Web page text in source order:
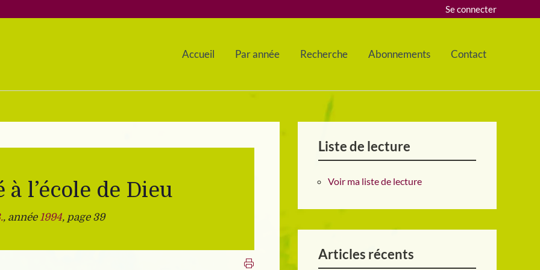
Se connecter
Accueil Par année Recherche Abonnements Contact
l’école de Dieu
, année 1994, page 39
Liste de lecture
Voir ma liste de lecture
Articles récents